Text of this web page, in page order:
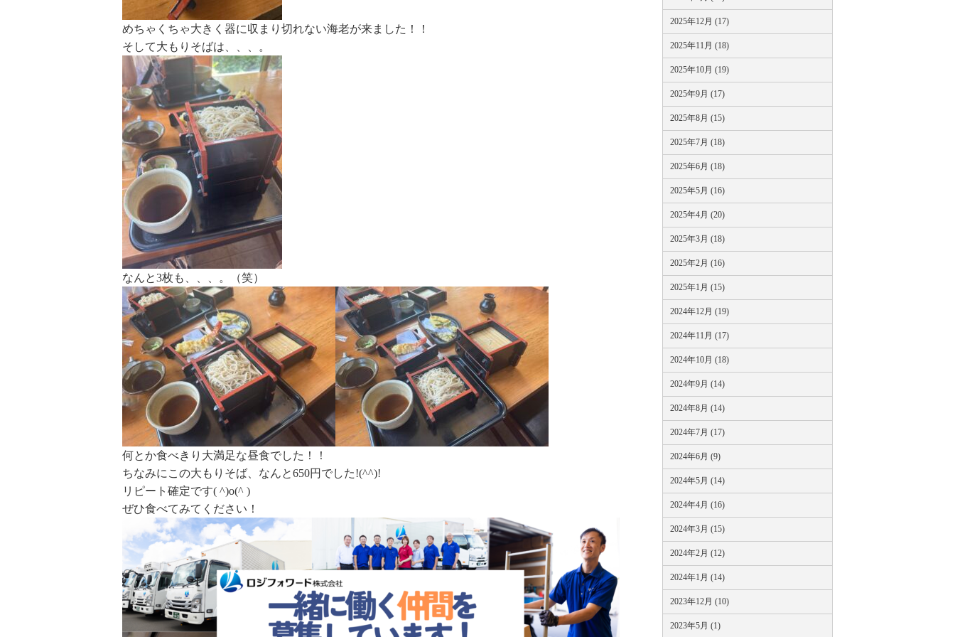
めちゃくちゃ大きく器に収まり切れない海老が来ました！！
そして大もりそばは、、、。
なんと3枚も、、、。（笑）
何とか食べきり大満足な昼食でした！！
ちなみにこの大もりそば、なんと650円でした!(^^)!
リピート確定です( ^)o(^ )
ぜひ食べてみてください！
2025年12月 (17)
2025年11月 (18)
2025年10月 (19)
2025年9月 (17)
2025年8月 (15)
2025年7月 (18)
2025年6月 (18)
2025年5月 (16)
2025年4月 (20)
2025年3月 (18)
2025年2月 (16)
2025年1月 (15)
2024年12月 (19)
2024年11月 (17)
2024年10月 (18)
2024年9月 (14)
2024年8月 (14)
2024年7月 (17)
2024年6月 (9)
2024年5月 (14)
2024年4月 (16)
2024年3月 (15)
2024年2月 (12)
2024年1月 (14)
2023年12月 (10)
2023年5月 (1)